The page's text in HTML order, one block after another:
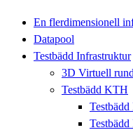
En flerdimensionell
Datapool
Testbädd Infrastruktur
3D Virtuell
Testbädd KTH